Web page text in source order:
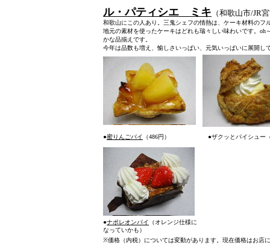
ル・パティシエ ミキ （和歌山市/JR
和歌山にこの人あり。三鬼シェフの情熱は、ケーキ材料の
地元の素材を使ったケーキはどれも瑞々しい味わいです。
かな品揃えです。
今年は品数も増え、愉しさいっぱい、元気いっぱいに展開し
●蜜りんごパイ （486円） ●ザクッとパイシュー
●ナポレオンパイ
（オレンジ仕様に
なっていかも）
※価格（内税）については変動があります。現在価格はお店